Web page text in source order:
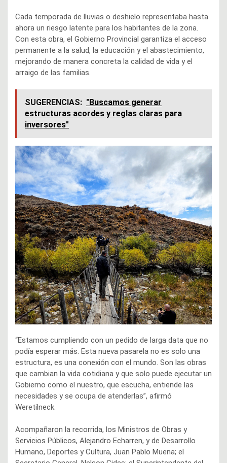
Cada temporada de lluvias o deshielo representaba hasta
ahora un riesgo latente para los habitantes de la zona.
Con esta obra, el Gobierno Provincial garantiza el acceso
permanente a la salud, la educación y el abastecimiento,
mejorando de manera concreta la calidad de vida y el
arraigo de las familias.
SUGERENCIAS: "Buscamos generar
estructuras acordes y reglas claras para
inversores"
“Estamos cumpliendo con un pedido de larga data que no
podía esperar más. Esta nueva pasarela no es solo una
estructura, es una conexión con el mundo. Son las obras
que cambian la vida cotidiana y que solo puede ejecutar un
Gobierno como el nuestro, que escucha, entiende las
necesidades y se ocupa de atenderlas”, afirmó
Weretilneck.
Acompañaron la recorrida, los Ministros de Obras y
Servicios Públicos, Alejandro Echarren, y de Desarrollo
Humano, Deportes y Cultura, Juan Pablo Muena; el